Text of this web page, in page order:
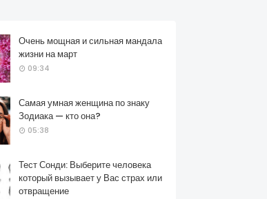
Очень мощная и сильная мандала
жизни на март
09:34
Самая умная женщина по знаку
Зодиака — кто она?
05:38
Тест Сонди: Выберите человека
который вызывает у Вас страх или
отвращение